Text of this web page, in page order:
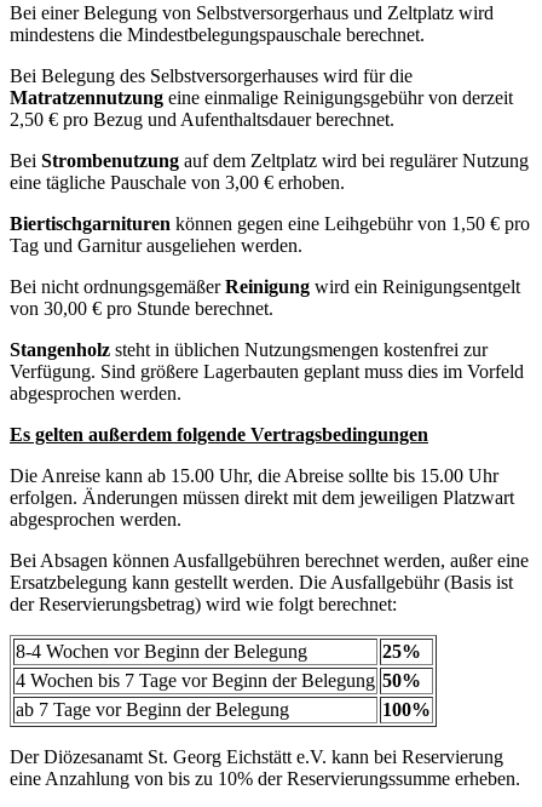
Bei einer Belegung von Selbstversorgerhaus und Zeltplatz wird
mindestens die Mindestbelegungspauschale berechnet.
Bei Belegung des Selbstversorgerhauses wird für die
Matratzennutzung eine einmalige Reinigungsgebühr von derzeit
2,50 € pro Bezug und Aufenthaltsdauer berechnet.
Bei Strombenutzung auf dem Zeltplatz wird bei regulärer Nutzung
eine tägliche Pauschale von 3,00 € erhoben.
Biertischgarnituren können gegen eine Leihgebühr von 1,50 € pro
Tag und Garnitur ausgeliehen werden.
Bei nicht ordnungsgemäßerReinigung wird ein Reinigungsentgelt
von 30,00 € pro Stunde berechnet.
Stangenholz steht in üblichen Nutzungsmengen kostenfrei zur
Verfügung. Sind größere Lagerbauten geplant muss dies im Vorfeld
abgesprochen werden.
Es gelten außerdem folgende Vertragsbedingungen
Die Anreise kann ab 15.00 Uhr, die Abreise sollte bis 15.00 Uhr
erfolgen. Änderungen müssen direkt mit dem jeweiligen Platzwart
abgesprochen werden.
Bei Absagen können Ausfallgebühren berechnet werden, außer eine
Ersatzbelegung kann gestellt werden. Die Ausfallgebühr (Basis ist
der Reservierungsbetrag) wird wie folgt berechnet:
8-4 Wochen vor Beginn der Belegung
25%
4 Wochen bis 7 Tage vor Beginn der Belegung 50%
ab 7 Tage vor Beginn der Belegung
100%
Der Diözesanamt St. Georg Eichstätt e.V. kann bei Reservierung
eine Anzahlung von bis zu 10% der Reservierungssumme erheben.